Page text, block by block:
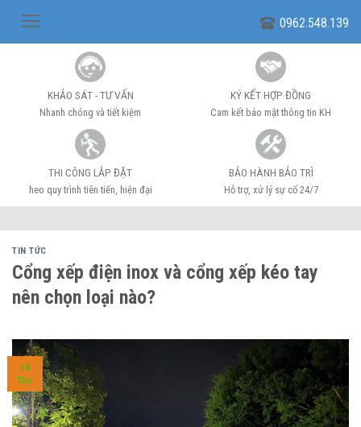
0962.548.139
KHẢO SÁT - TƯ VẤN
Nhanh chóng và tiết kiệm
KÝ KẾT HỢP ĐỒNG
Cam kết bảo mật thông tin KH
THI CÔNG LẮP ĐẶT
heo quy trình tiên tiến, hiện đại
BẢO HÀNH BẢO TRÌ
Hỗ trợ, xử lý sự cố 24/7
TIN TỨC
Cổng xếp điện inox và cổng xếp kéo tay
nên chọn loại nào?
14
TH6